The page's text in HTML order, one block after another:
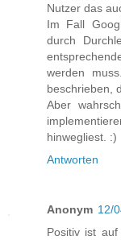
Nutzer das
Im Fall
durch
werden
beschrieben,
Aber
hinwegliest. :)
Antworten
Anonym 12/
Positiv ist